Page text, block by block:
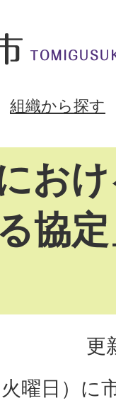
組織から探す
お
協
更
曜日）に